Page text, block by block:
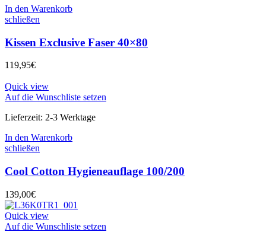
In den Warenkorb
schließen
Kissen Exclusive Faser 40×80
119,95€
Quick view
Auf die Wunschliste setzen
Lieferzeit: 2-3 Werktage
In den Warenkorb
schließen
Cool Cotton Hygieneauflage 100/200
139,00€
Quick view
Auf die Wunschliste setzen